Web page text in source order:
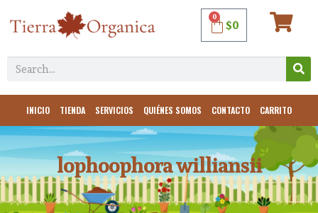
$0
0
INICIO TIENDA SERVICIOS QUIÉNES SOMOS CONTACTO CARRITO
lophoophora williansii